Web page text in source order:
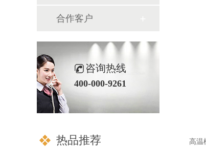
高温
合作客户
咨询热线
400-000-9261
热品推荐